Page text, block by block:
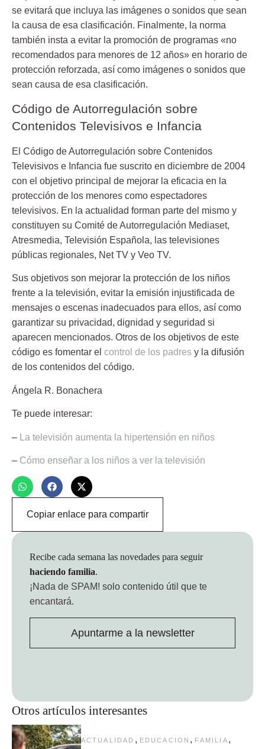
se evitará que incluya las imágenes o sonidos que sean
la causa de esa clasificación. Finalmente, la norma
también insta a evitar la promoción de programas «no
recomendados para menores de 12 años» en horario de
protección reforzada, así como imágenes o sonidos que
sean causa de esa clasificación.
Código de Autorregulación sobre
Contenidos Televisivos e Infancia
El Código de Autorregulación sobre Contenidos
Televisivos e Infancia fue suscrito en diciembre de 2004
con el objetivo principal de mejorar la eficacia en la
protección de los menores como espectadores
televisivos. En la actualidad forman parte del mismo y
constituyen su Comité de Autorregulación Mediaset,
Atresmedia, Televisión Española, las televisiones
públicas regionales, Net TV y Veo TV.
Sus objetivos son mejorar la protección de los niños
frente a la televisión, evitar la emisión injustificada de
mensajes o escenas inadecuados para ellos, así como
garantizar su privacidad, dignidad y seguridad si
aparecen mencionados. Otros de los objetivos de este
código es fomentar el control de los padres y la difusión
de los contenidos del código.
Ángela R. Bonachera
Te puede interesar:
– La televisión aumenta la hipertensión en niños
– Cómo enseñar a los niños a ver la televisión
Copiar enlace para compartir
Otros artículos interesantes
ACTUALIDAD , EDUCACION , FAMILIA ,
Recibe cada semana las novedades para seguir
haciendo familia.
¡Nada de SPAM! solo contenido útil que te
encantará.
Apuntarme a la newsletter